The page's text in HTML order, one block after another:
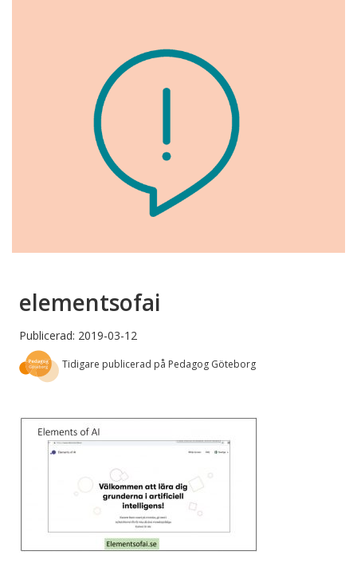
elementsofai
Publicerad: 2019-03-12
Tidigare publicerad på Pedagog Göteborg